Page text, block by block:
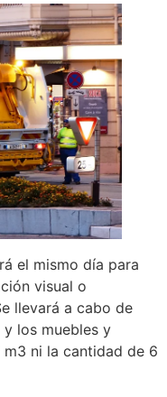
el mismo día para
visual o
llevará a cabo de
los muebles y
ni la cantidad de 6